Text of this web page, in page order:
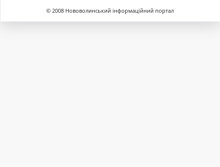
© 2008 Нововолинський інформаційний портал